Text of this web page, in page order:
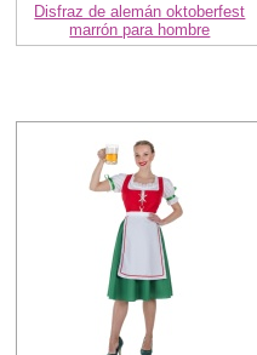
Disfraz de alemán oktoberfest
marrón para hombre